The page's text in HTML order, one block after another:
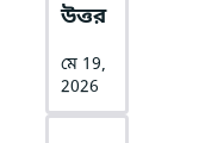
উত্তর
মে 19,
2026